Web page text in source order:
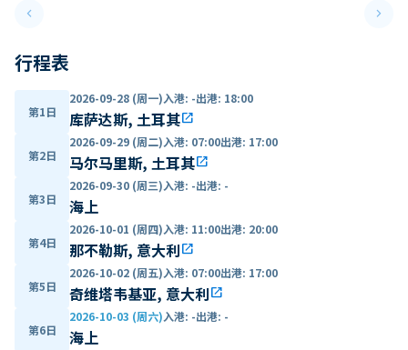
keyboard_arrow_leftPrevious slide keyboard_arrow_right
行程表
第1日
2026-09-28 (周一)入港: -出港: 18:00
库萨达斯, 土耳其open_in_new
第2日
2026-09-29 (周二)入港: 07:00出港: 17:00
马尔马里斯, 土耳其open_in_new
第3日
2026-09-30 (周三)入港: -出港: -
海上
第4日
2026-10-01 (周四)入港: 11:00出港: 20:00
那不勒斯, 意大利open_in_new
第5日
2026-10-02 (周五)入港: 07:00出港: 17:00
奇维塔韦基亚, 意大利open_in_new
第6日
2026-10-03 (周六)入港: -出港: -
海上